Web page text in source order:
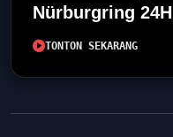
Nürburgring 24H
TONTON SEKARANG